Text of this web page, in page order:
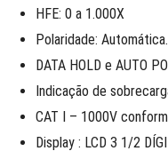
HFE: 0 a 1.000X
Polaridade: Automática.
DATA HOLD e AUTO
Indicação de
CAT I – 1000V
Display : LCD 3 1/2